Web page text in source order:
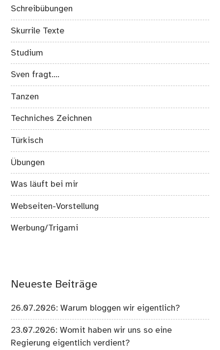
Schreibübungen
Skurrile Texte
Studium
Sven fragt….
Tanzen
Techniches Zeichnen
Türkisch
Übungen
Was läuft bei mir
Webseiten-Vorstellung
Werbung/Trigami
Neueste Beiträge
26.07.2026: Warum bloggen wir eigentlich?
23.07.2026: Womit haben wir uns so eine
Regierung eigentlich verdient?